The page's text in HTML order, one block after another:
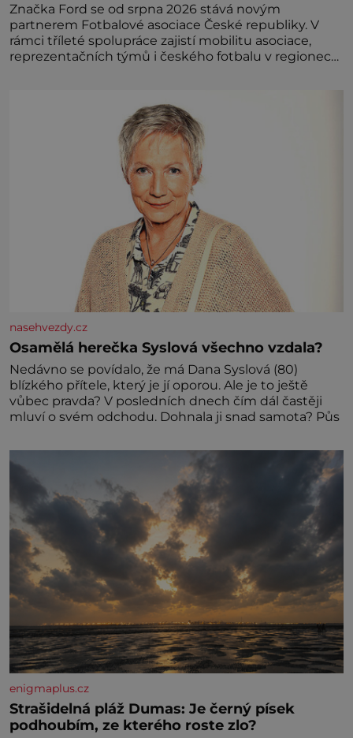
Značka Ford se od srpna 2026 stává novým
partnerem Fotbalové asociace České republiky. V
rámci tříleté spolupráce zajistí mobilitu asociace,
reprezentačních týmů i českého fotbalu v regionech.
nasehvezdy.cz
Osamělá herečka Syslová všechno vzdala?
Nedávno se povídalo, že má Dana Syslová (80)
blízkého přítele, který je jí oporou. Ale je to ještě
vůbec pravda? V posledních dnech čím dál častěji
mluví o svém odchodu. Dohnala ji snad samota? Půs
enigmaplus.cz
Strašidelná pláž Dumas: Je černý písek
podhoubím, ze kterého roste zlo?